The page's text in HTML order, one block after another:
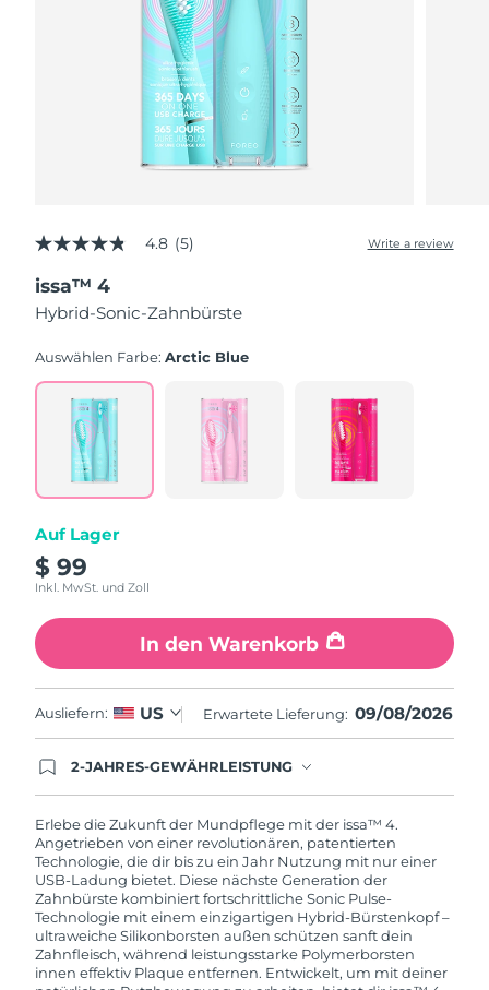
4.8
of
5
stars,
rating
Read
Reviews.
Same
page
4.8 (5) Write a review
issa™ 4
Hybrid-Sonic-Zahnbürste
Auswählen Farbe:Arctic Blue
Auf Lager
$ 99
Inkl. MwSt. und Zoll
In den Warenkorb
Ausliefern: US Erwartete Lieferung: 09/08/2026
2-JAHRES-GEWÄHRLEISTUNG
innerhalb eines Jahres ab Kaufdatum Anlass zur
Beanstandung deines FOREO-Produktes haben
solltest, bekommst du dieses Produkt von
FOREO gratis ersetzt.
Erlebe die Zukunft der Mundpflege mit der issa™ 4.
Angetrieben von einer revolutionären, patentierten
Technologie, die dir bis zu ein Jahr Nutzung mit nur einer
USB-Ladung bietet. Diese nächste Generation der
Zahnbürste kombiniert fortschrittliche Sonic Pulse-
Technologie mit einem einzigartigen Hybrid-Bürstenkopf –
ultraweiche Silikonborsten außen schützen sanft dein
Zahnfleisch, während leistungsstarke Polymerborsten
innen effektiv Plaque entfernen. Entwickelt, um mit deiner